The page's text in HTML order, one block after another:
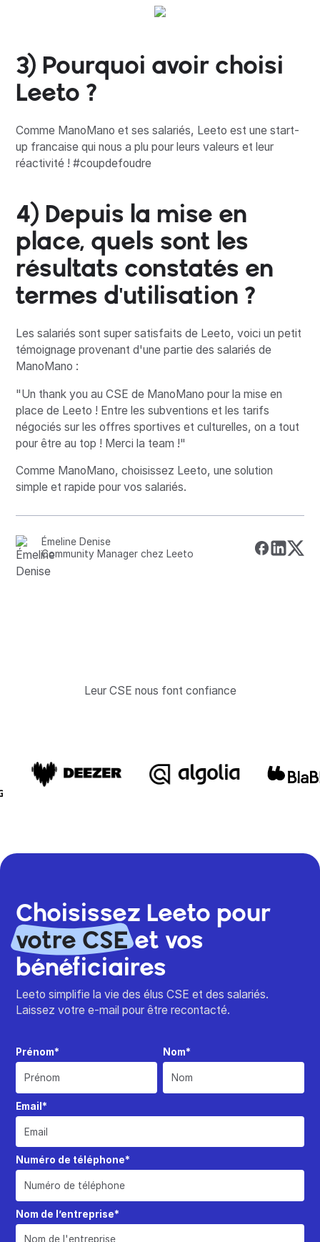
3) Pourquoi avoir choisi
Leeto ?
Comme ManoMano et ses salariés, Leeto est une start-
up francaise qui nous a plu pour leurs valeurs et leur
réactivité ! #coupdefoudre
4) Depuis la mise en
place, quels sont les
résultats constatés en
termes d'utilisation ?
Les salariés sont super satisfaits de Leeto, voici un petit
témoignage provenant d'une partie des salariés de
ManoMano :
"Un thank you au CSE de ManoMano pour la mise en
place de Leeto ! Entre les subventions et les tarifs
négociés sur les offres sportives et culturelles, on a tout
pour être au top ! Merci la team !"
Comme ManoMano, choisissez Leeto, une solution
simple et rapide pour vos salariés.
Émeline Denise
Community Manager chez Leeto
Leur CSE nous font confiance
Choisissez Leeto pour
votre CSEet vos
bénéficiaires
Leeto simplifie la vie des élus CSE et des salariés.
Laissez votre e-mail pour être recontacté.
Prénom* Nom*
Email*
Numéro de téléphone*
Nom de l’entreprise*